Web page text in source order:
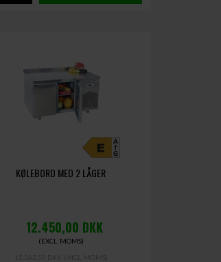
KØLEBORD MED 2 LÅGER
12.450,00 DKK
(EXCL. MOMS)